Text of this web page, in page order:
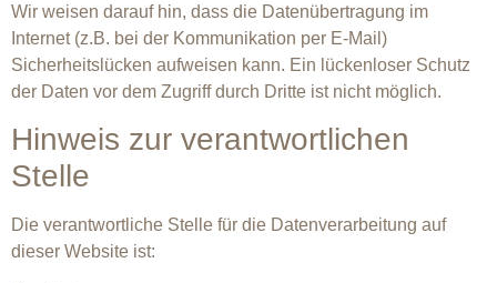
Wir weisen darauf hin, dass die Datenübertragung im
Internet (z.B. bei der Kommunikation per E-Mail)
Sicherheitslücken aufweisen kann. Ein lückenloser Schutz
der Daten vor dem Zugriff durch Dritte ist nicht möglich.
Hinweis zur verantwortlichen
Stelle
Die verantwortliche Stelle für die Datenverarbeitung auf
dieser Website ist: